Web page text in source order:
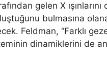
gelen X
bulmasına
Feldman, “Farklı
dinamiklerini de